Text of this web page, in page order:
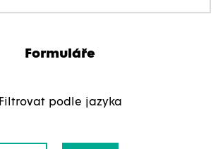
Formuláře
Filtrovat podle jazyka